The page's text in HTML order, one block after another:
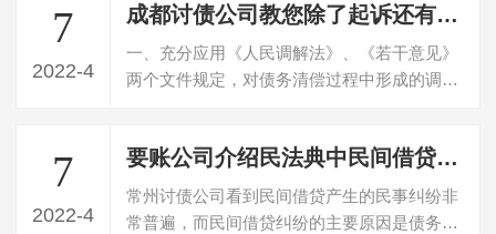
7
2022-4
成都讨债公司教您除了起诉还有哪些方法可以讨债？
一、充分应用《人民调解法》、《若干意见》
两个文件规定，对债务清偿过程中形成的调解
7
2022-4
要账公司介绍民法典中民间借贷判决书多久失效
常州讨债公司看到民间借贷产生的民事纠纷非
常普遍，而民间借贷纠纷的主要原因是债务人